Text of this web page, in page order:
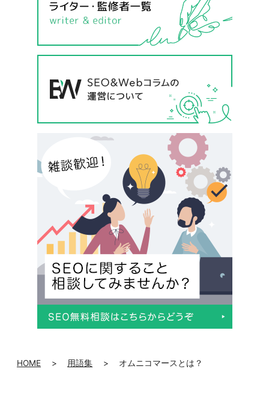
HOME > 用語集 > オムニコマースとは？
047-114-3111 平日AM9:30~PM8:00